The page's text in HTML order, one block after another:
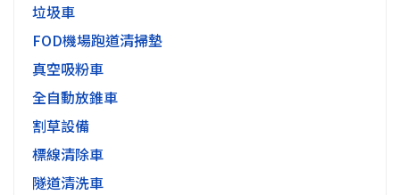
垃圾車
FOD機場跑道清掃墊
真空吸粉車
全自動放錐車
割草設備
標線清除車
隧道清洗車